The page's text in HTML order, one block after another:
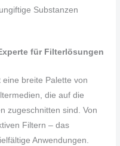
Substanzen
für Filterlösungen
eine breite Palette von
die auf die
zugeschnitten sind. Von
Filtern – das
Anwendungen.